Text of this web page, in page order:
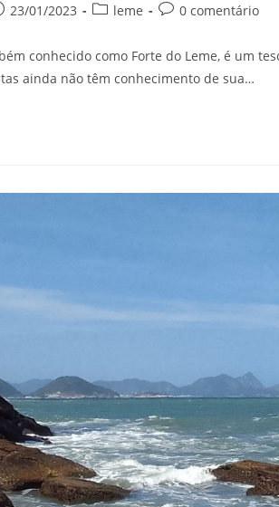
23/01/2023 leme 0 comentário
conhecido como Forte do Leme, é um
ainda não têm conhecimento de sua…